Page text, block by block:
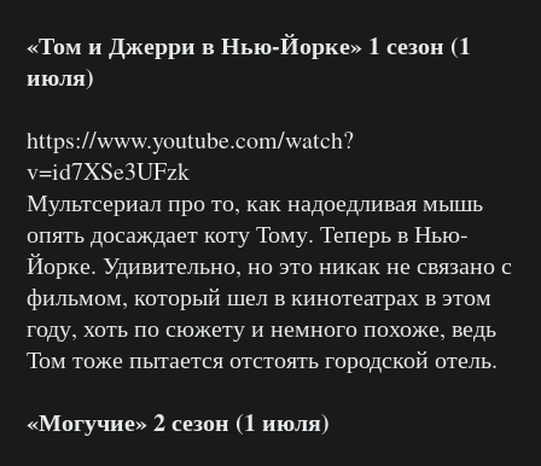
«Том и Джерри в Нью-Йорке» 1 сезон (1
июля)
https://www.youtube.com/watch?
v=id7XSe3UFzk
Мультсериал про то, как надоедливая мышь
опять досаждает коту Тому. Теперь в Нью-
Йорке. Удивительно, но это никак не связано с
фильмом, который шел в кинотеатрах в этом
году, хоть по сюжету и немного похоже, ведь
Том тоже пытается отстоять городской отель.
«Могучие» 2 сезон (1 июля)